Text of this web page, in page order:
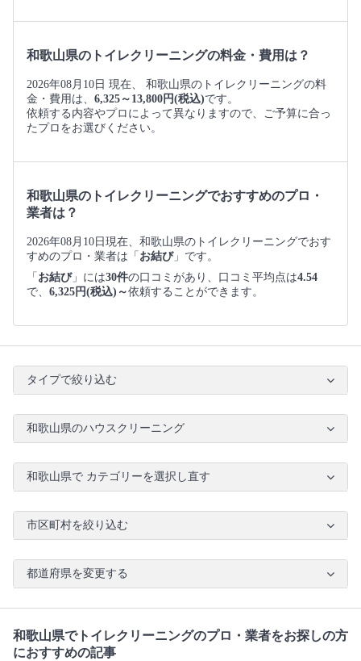
和歌山県のトイレクリーニングの料金・費用は？
2026年08月10日 現在、 和歌山県のトイレクリーニングの料
金・費用は、 6,325～13,800円(税込)です。
依頼する内容やプロによって異なりますので、ご予算に合っ
たプロをお選びください。
和歌山県のトイレクリーニングでおすすめのプロ・
業者は？
2026年08月10日現在、和歌山県のトイレクリーニングでおす
すめのプロ・業者は「 お結び」です。
「 お結び」には30件の口コミがあり、口コミ平均点は4.54
で、 6,325円(税込)～依頼することができます。
タイプで絞り込む
和歌山県のハウスクリーニング
和歌山県で カテゴリーを選択し直す
市区町村を絞り込む
都道府県を変更する
和歌山県でトイレクリーニングのプロ・業者をお探しの方
におすすめの記事